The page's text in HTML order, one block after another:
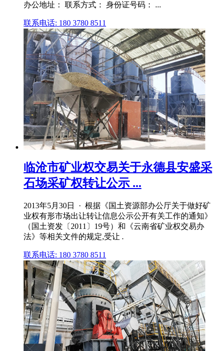
办公地址： 联系方式： 身份证号码： ...
联系电话: 180 3780 8511
临沧市矿业权交易关于永德县安盛采
石场采矿权转让公示 ...
2013年5月30日 · 根据《国土资源部办公厅关于做好矿
业权有形市场出让转让信息公示公开有关工作的通知》
（国土资发〔2011〕19号）和《云南省矿业权交易办
法》等相关文件的规定,受让 .
联系电话: 180 3780 8511